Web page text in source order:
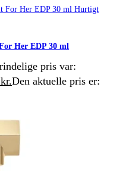
Hurtigt
Her EDP 30 ml
pris var:
kr.Den aktuelle pris er: